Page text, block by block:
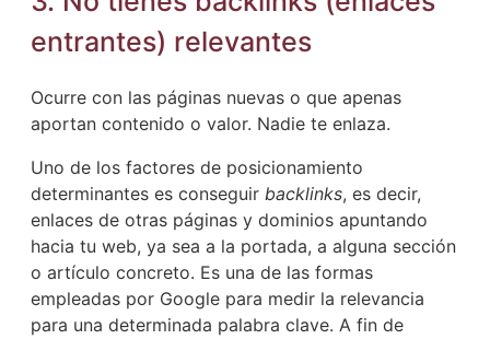
entrantes) relevantes
Ocurre con las páginas nuevas o que apenas
aportan contenido o valor. Nadie te enlaza.
Uno de los factores de posicionamiento
determinantes es conseguir backlinks, es decir,
enlaces de otras páginas y dominios apuntando
hacia tu web, ya sea a la portada, a alguna sección
o artículo concreto. Es una de las formas
empleadas por Google para medir la relevancia
para una determinada palabra clave. A fin de